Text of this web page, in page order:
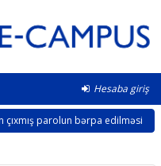
Hesaba giriş
çıxmış parolun bərpa edilməsi